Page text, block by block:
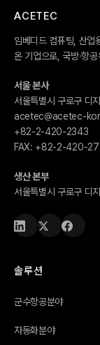
ACETEC
임베디드 컴퓨팅, 산
온 기업으로, 국방·항
서울 본사
서울특별시 구로구 디
acetec@acetec-
+82-2-420-2343
FAX: +82-2-420-
생산 본부
서울특별시 구로구 디
솔루션
군수항공분야
자동화분야